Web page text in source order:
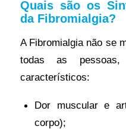
Quais são os
da Fibromialgia?
A Fibromialgia não se
todas as
característicos:
Dor muscular e
corpo);